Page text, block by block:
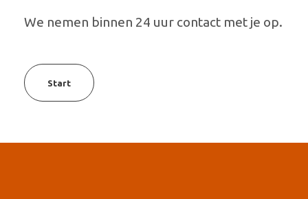
We nemen binnen 24 uur contact met je op.
Start